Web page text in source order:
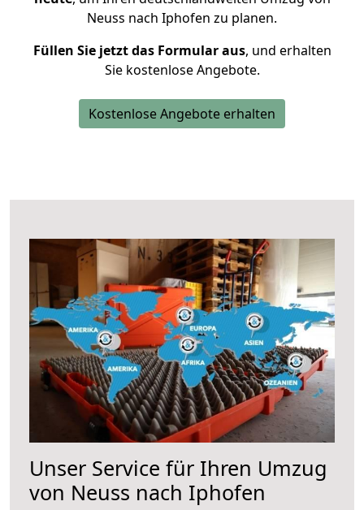
Neuss nach Iphofen zu planen.
Füllen Sie jetzt das Formular aus, und erhalten
Sie kostenlose Angebote.
Kostenlose Angebote erhalten
Unser Service für Ihren Umzug
von Neuss nach Iphofen